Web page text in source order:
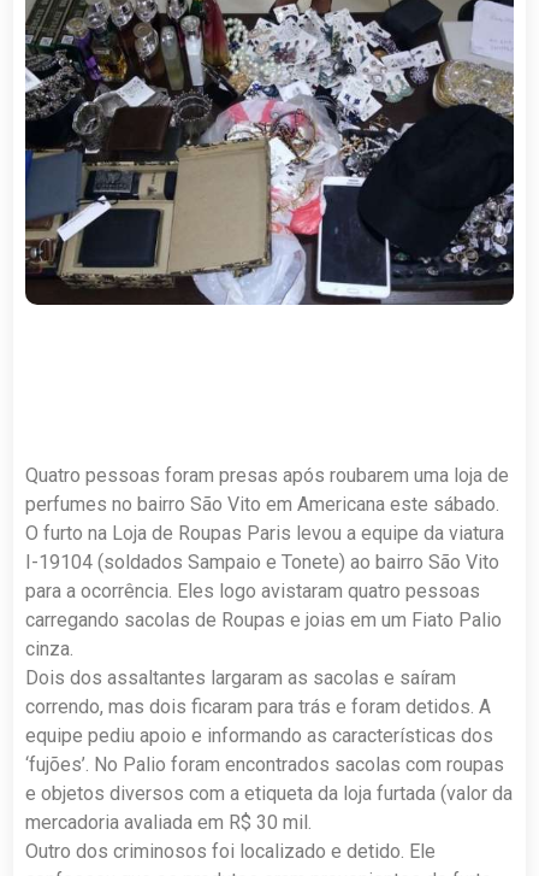
Quatro pessoas foram presas após roubarem uma loja de
perfumes no bairro São Vito em Americana este sábado.
O furto na Loja de Roupas Paris levou a equipe da viatura
I-19104 (soldados Sampaio e Tonete) ao bairro São Vito
para a ocorrência. Eles logo avistaram quatro pessoas
carregando sacolas de Roupas e joias em um Fiato Palio
cinza.
Dois dos assaltantes largaram as sacolas e saíram
correndo, mas dois ficaram para trás e foram detidos. A
equipe pediu apoio e informando as características dos
‘fujões’. No Palio foram encontrados sacolas com roupas
e objetos diversos com a etiqueta da loja furtada (valor da
mercadoria avaliada em R$ 30 mil.
Outro dos criminosos foi localizado e detido. Ele